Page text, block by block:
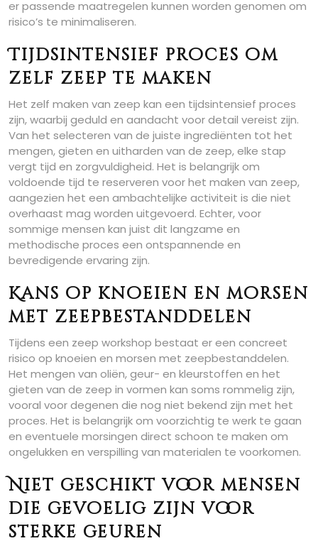
er passende maatregelen kunnen worden genomen om
risico’s te minimaliseren.
Tijdsintensief proces om
zelf zeep te maken
Het zelf maken van zeep kan een tijdsintensief proces
zijn, waarbij geduld en aandacht voor detail vereist zijn.
Van het selecteren van de juiste ingrediënten tot het
mengen, gieten en uitharden van de zeep, elke stap
vergt tijd en zorgvuldigheid. Het is belangrijk om
voldoende tijd te reserveren voor het maken van zeep,
aangezien het een ambachtelijke activiteit is die niet
overhaast mag worden uitgevoerd. Echter, voor
sommige mensen kan juist dit langzame en
methodische proces een ontspannende en
bevredigende ervaring zijn.
Kans op knoeien en morsen
met zeepbestanddelen
Tijdens een zeep workshop bestaat er een concreet
risico op knoeien en morsen met zeepbestanddelen.
Het mengen van oliën, geur- en kleurstoffen en het
gieten van de zeep in vormen kan soms rommelig zijn,
vooral voor degenen die nog niet bekend zijn met het
proces. Het is belangrijk om voorzichtig te werk te gaan
en eventuele morsingen direct schoon te maken om
ongelukken en verspilling van materialen te voorkomen.
Niet geschikt voor mensen
die gevoelig zijn voor
sterke geuren